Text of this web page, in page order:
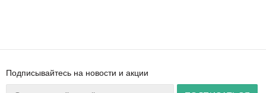
Подписывайтесь на новости и акции